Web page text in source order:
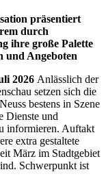
präsentiert
durch
ihre große Palette
und Angeboten
2026 Anlässlich der
setzen sich die
bestens in Szene
Dienste und
informieren. Auftakt
extra gestaltete
März im Stadtgebiet
Schwerpunkt ist